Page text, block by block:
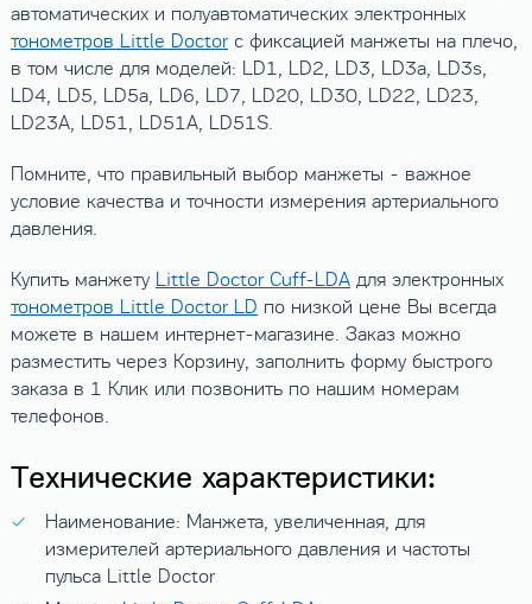
автоматических и полуавтоматических электронных
тонометров Little Doctorс фиксацией манжеты на плечо,
в том числе для моделей: LD1, LD2, LD3, LD3a, LD3s,
LD4, LD5, LD5a, LD6, LD7, LD20, LD30, LD22, LD23,
LD23A, LD51, LD51A, LD51S.
Помните, что правильный выбор манжеты - важное
условие качества и точности измерения артериального
давления.
Купить манжету Little Doctor Cuff-LDAдля электронных
тонометров Little Doctor LD по низкой цене Вы всегда
можете в нашем интернет-магазине. Заказ можно
разместить через Корзину, заполнить форму быстрого
заказа в 1 Клик или позвонить по нашим номерам
телефонов.
Технические характеристики:
Наименование: Манжета, увеличенная, для
измерителей артериального давления и частоты
пульса Little Doctor